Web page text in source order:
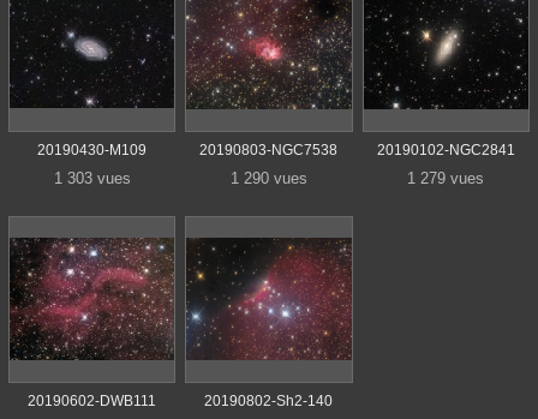
20190430-M109
1 303 vues
20190803-NGC7538
1 290 vues
20190102-NGC2841
1 279 vues
20190602-DWB111 20190802-Sh2-140